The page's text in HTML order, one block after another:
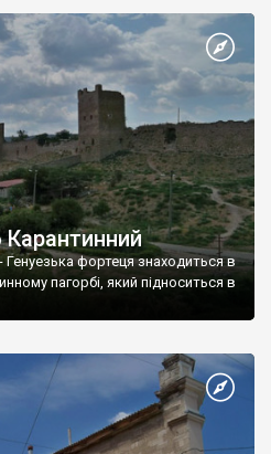
фортеця знаходиться в
пагорбі, який підноситься в